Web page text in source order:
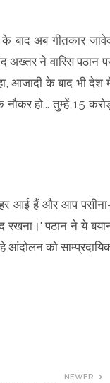
के बाद अब गीतकार
अख्तर ने वारिस पठान
आजादी के बाद भी देश
हो... तुम्हें 15
आई हैं और आप
रखना।' पठान ने ये
आंदोलन को
NEWER